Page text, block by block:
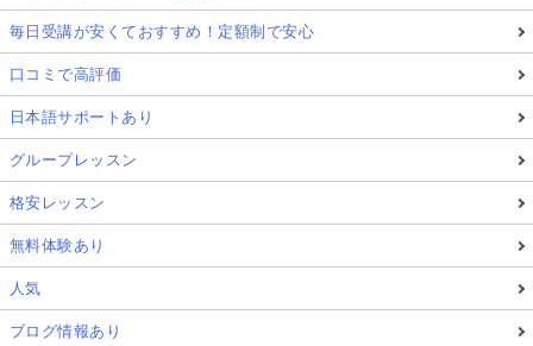
毎日受講が安くておすすめ！定額制で安心
口コミで高評価
日本語サポートあり
グループレッスン
格安レッスン
無料体験あり
人気
ブログ情報あり